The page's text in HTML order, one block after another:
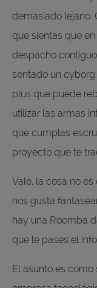
demasiado lejano.
que sientas que
despacho
sentado un
plus que puede
utilizar las armas
que cumplas
proyecto que te
Vale, la cosa no
nos gusta
hay una Roomba
que le pases el
El asunto es como